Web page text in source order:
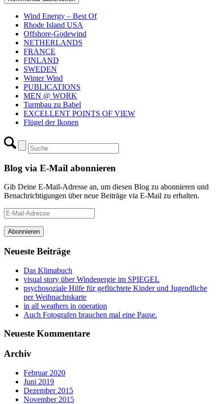
Wind Energy – Best Of
Rhode Island USA
Offshore-Godewind
NETHERLANDS
FRANCE
FINLAND
SWEDEN
Winter Wind
PUBLICATIONS
MEN @ WORK
Turmbau zu Babel
EXCELLENT POINTS OF VIEW
Flügel der Ikonen
Blog via E-Mail abonnieren
Gib Deine E-Mail-Adresse an, um diesen Blog zu abonnieren und
Benachrichtigungen über neue Beiträge via E-Mail zu erhalten.
E-
Mail-
Adresse
Abonnieren
Neueste Beiträge
Das Klimabuch
visual story über Windenergie im SPIEGEL
psychosoziale Hilfe für geflüchtete Kinder und Jugendliche
per Weihnachtskarte
in all weathers in operation
Auch Fotografen brauchen mal eine Pause.
Neueste Kommentare
Archiv
Februar 2020
Juni 2019
Dezember 2015
November 2015